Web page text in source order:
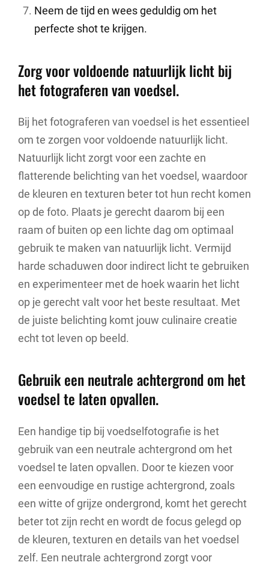
Neem de tijd en wees geduldig om het
perfecte shot te krijgen.
Zorg voor voldoende natuurlijk licht bij
het fotograferen van voedsel.
Bij het fotograferen van voedsel is het essentieel
om te zorgen voor voldoende natuurlijk licht.
Natuurlijk licht zorgt voor een zachte en
flatterende belichting van het voedsel, waardoor
de kleuren en texturen beter tot hun recht komen
op de foto. Plaats je gerecht daarom bij een
raam of buiten op een lichte dag om optimaal
gebruik te maken van natuurlijk licht. Vermijd
harde schaduwen door indirect licht te gebruiken
en experimenteer met de hoek waarin het licht
op je gerecht valt voor het beste resultaat. Met
de juiste belichting komt jouw culinaire creatie
echt tot leven op beeld.
Gebruik een neutrale achtergrond om het
voedsel te laten opvallen.
Een handige tip bij voedselfotografie is het
gebruik van een neutrale achtergrond om het
voedsel te laten opvallen. Door te kiezen voor
een eenvoudige en rustige achtergrond, zoals
een witte of grijze ondergrond, komt het gerecht
beter tot zijn recht en wordt de focus gelegd op
de kleuren, texturen en details van het voedsel
zelf. Een neutrale achtergrond zorgt voor